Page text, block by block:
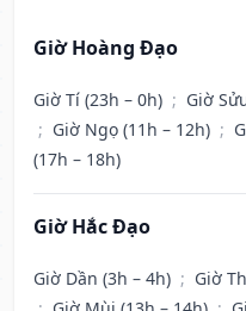
Giờ Hoàng Đạo
Giờ Tí (23h – 0h) ; Giờ
; Giờ Ngọ (11h – 12h) ;
(17h – 18h)
Giờ Hắc Đạo
Giờ Dần (3h – 4h) ; Giờ